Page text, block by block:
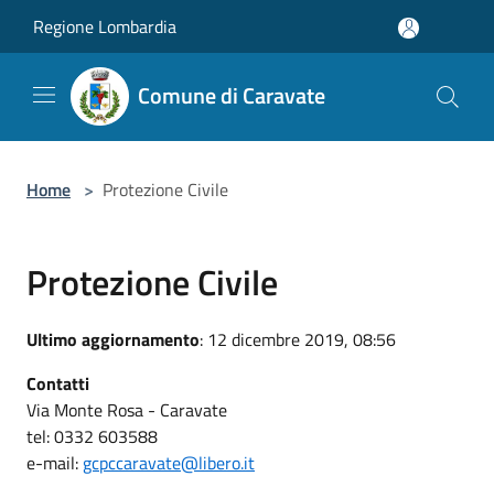
Regione Lombardia
Comune di Caravate
Home > Protezione Civile
Protezione Civile
Ultimo aggiornamento: 12 dicembre 2019, 08:56
Contatti
Via Monte Rosa - Caravate
tel: 0332 603588
e-mail: gcpccaravate@libero.it